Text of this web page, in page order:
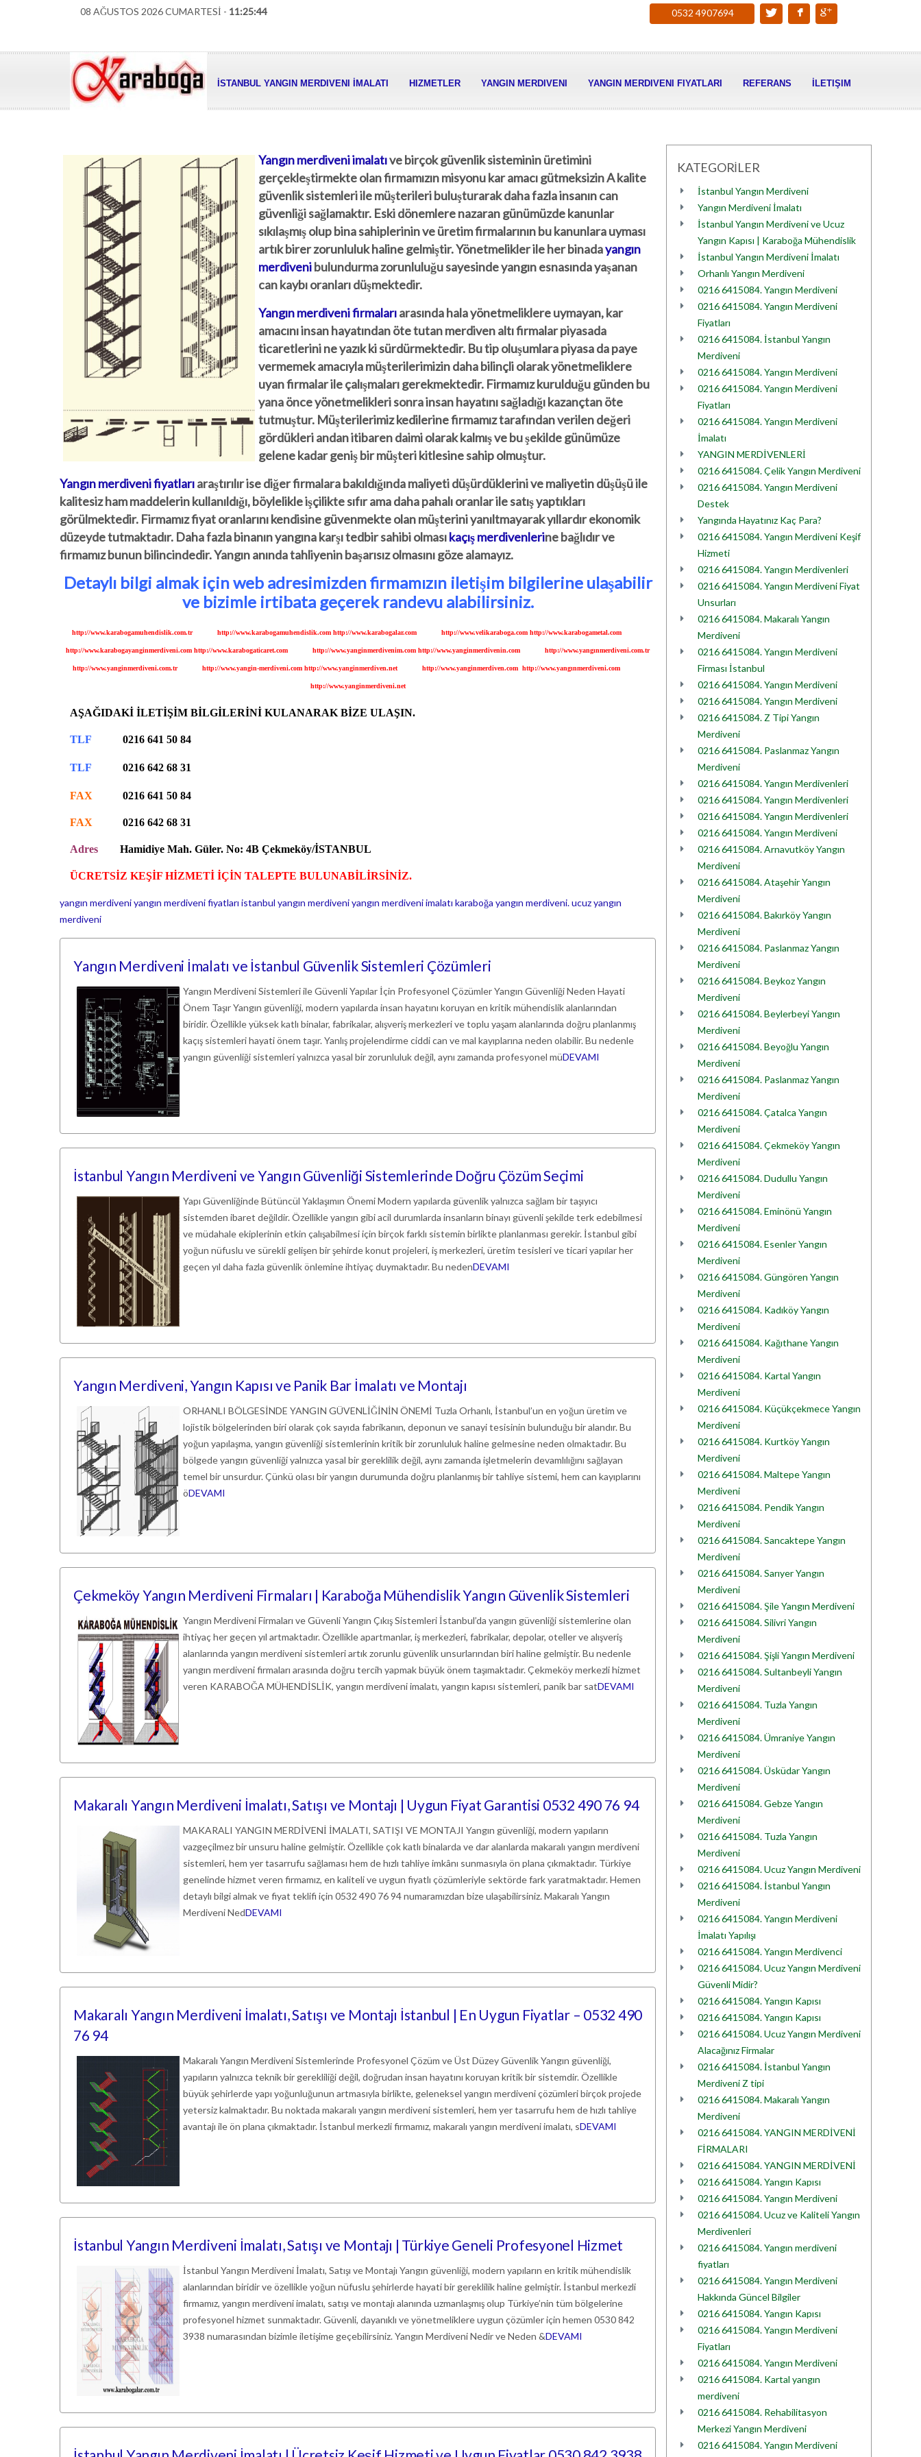
08 AĞUSTOS 2026 CUMARTESİ - 11:25:45 0532 4907694
İSTANBUL YANGIN MERDIVENI İMALATI HIZMETLER YANGIN MERDIVENI YANGIN MERDIVENI FIYATLARI REFERANS İLETIŞIM
Yangın merdiveni imalatıve birçok güvenlik sisteminin üretimini
gerçekleştirmekte olan firmamızın misyonu kar amacı gütmeksizin A kalite
güvenlik sistemleri ile müşterileri buluşturarak daha fazla insanın can
güvenliği sağlamaktır. Eski dönemlere nazaran günümüzde kanunlar
sıkılaşmış olup bina sahiplerinin ve üretim firmalarının bu kanunlara uyması
artık birer zorunluluk haline gelmiştir. Yönetmelikler ile her binadayangın
merdivenibulundurma zorunluluğu sayesinde yangın esnasında yaşanan
can kaybı oranları düşmektedir.
Yangın merdiveni firmalarıarasında hala yönetmeliklere uymayan, kar
amacını insan hayatından öte tutan merdiven altı firmalar piyasada
ticaretlerini ne yazık ki sürdürmektedir. Bu tip oluşumlara piyasa da paye
vermemek amacıyla müşterilerimizin daha bilinçli olarak yönetmeliklere
uyan firmalar ile çalışmaları gerekmektedir. Firmamız kurulduğu günden bu
yana önce yönetmelikleri sonra insan hayatını sağladığı kazançtan öte
tutmuştur. Müşterilerimiz kedilerine firmamız tarafından verilen değeri
gördükleri andan itibaren daimi olarak kalmış ve bu şekilde günümüze
gelene kadar geniş bir müşteri kitlesine sahip olmuştur.
Yangın merdiveni fiyatlarıaraştırılır ise diğer firmalara bakıldığında maliyeti düşürdüklerini ve maliyetin düşüşü ile
kalitesiz ham maddelerin kullanıldığı, böylelikle işçilikte sıfır ama daha pahalı oranlar ile satış yaptıkları
görülmektedir. Firmamız fiyat oranlarını kendisine güvenmekte olan müşterini yanıltmayarak yıllardır ekonomik
düzeyde tutmaktadır. Daha fazla binanın yangına karşı tedbir sahibi olmasıkaçış merdivenlerine bağlıdır ve
firmamız bunun bilincindedir. Yangın anında tahliyenin başarısız olmasını göze alamayız.
Detaylı bilgi almak için web adresimizden firmamızın iletişim bilgilerine ulaşabilir
ve bizimle irtibata geçerek randevu alabilirsiniz.
http://www.karabogamuhendislik.com.tr http://www.karabogamuhendislik.com http://www.karabogalar.com http://www.velikaraboga.comhttp://www.karabogametal.com
http://www.karabogayanginmerdiveni.com http://www.karabogaticaret.com http://www.yanginmerdivenim.com http://www.yanginmerdivenin.com http://www.yangınmerdiveni.com.tr
http://www.yanginmerdiveni.com.tr http://www.yangin-merdiveni.com http://www.yanginmerdiven.net http://www.yanginmerdiven.com http://www.yangınmerdiveni.com
http://www.yanginmerdiveni.net
AŞAĞIDAKİ İLETİŞİM BİLGİLERİNİ KULANARAK BİZE ULAŞIN.
TLF 0216 641 50 84
TLF 0216 642 68 31
FAX 0216 641 50 84
FAX 0216 642 68 31
Adres Hamidiye Mah. Güler. No: 4B Çekmeköy/İSTANBUL
ÜCRETSİZ KEŞİF HİZMETİ İÇİN TALEPTE BULUNABİLİRSİNİZ.
yangın merdiveniyangın merdiveni fiyatları istanbul yangın merdiveniyangın merdiveni imalatı karaboğa yangın merdiveni.ucuz yangın
merdiveni
Yangın Merdiveni İmalatı ve İstanbul Güvenlik Sistemleri Çözümleri
Yangın Merdiveni Sistemleri ile Güvenli Yapılar İçin Profesyonel Çözümler Yangın Güvenliği Neden Hayati
Önem Taşır Yangın güvenliği, modern yapılarda insan hayatını koruyan en kritik mühendislik alanlarından
biridir. Özellikle yüksek katlı binalar, fabrikalar, alışveriş merkezleri ve toplu yaşam alanlarında doğru planlanmış
kaçış sistemleri hayati önem taşır. Yanlış projelendirme ciddi can ve mal kayıplarına neden olabilir. Bu nedenle
yangın güvenliği sistemleri yalnızca yasal bir zorunluluk değil, aynı zamanda profesyonel müDEVAMI
İstanbul Yangın Merdiveni ve Yangın Güvenliği Sistemlerinde Doğru Çözüm Seçimi
Yapı Güvenliğinde Bütüncül Yaklaşımın Önemi Modern yapılarda güvenlik yalnızca sağlam bir taşıyıcı
sistemden ibaret değildir. Özellikle yangın gibi acil durumlarda insanların binayı güvenli şekilde terk edebilmesi
ve müdahale ekiplerinin etkin çalışabilmesi için birçok farklı sistemin birlikte planlanması gerekir. İstanbul gibi
yoğun nüfuslu ve sürekli gelişen bir şehirde konut projeleri, iş merkezleri, üretim tesisleri ve ticari yapılar her
geçen yıl daha fazla güvenlik önlemine ihtiyaç duymaktadır. Bu nedenDEVAMI
Yangın Merdiveni, Yangın Kapısı ve Panik Bar İmalatı ve Montajı
ORHANLI BÖLGESİNDE YANGIN GÜVENLİĞİNİN ÖNEMİ Tuzla Orhanlı, İstanbul’un en yoğun üretim ve
lojistik bölgelerinden biri olarak çok sayıda fabrikanın, deponun ve sanayi tesisinin bulunduğu bir alandır. Bu
yoğun yapılaşma, yangın güvenliği sistemlerinin kritik bir zorunluluk haline gelmesine neden olmaktadır. Bu
bölgede yangın güvenliği yalnızca yasal bir gereklilik değil, aynı zamanda işletmelerin devamlılığını sağlayan
temel bir unsurdur. Çünkü olası bir yangın durumunda doğru planlanmış bir tahliye sistemi, hem can kayıplarını
öDEVAMI
Çekmeköy Yangın Merdiveni Firmaları | Karaboğa Mühendislik Yangın Güvenlik Sistemleri
Yangın Merdiveni Firmaları ve Güvenli Yangın Çıkış Sistemleri İstanbul’da yangın güvenliği sistemlerine olan
ihtiyaç her geçen yıl artmaktadır. Özellikle apartmanlar, iş merkezleri, fabrikalar, depolar, oteller ve alışveriş
alanlarında yangın merdiveni sistemleri artık zorunlu güvenlik unsurlarından biri haline gelmiştir. Bu nedenle
yangın merdiveni firmaları arasında doğru tercih yapmak büyük önem taşımaktadır. Çekmeköy merkezli hizmet
veren KARABOĞA MÜHENDİSLİK, yangın merdiveni imalatı, yangın kapısı sistemleri, panik bar satDEVAMI
Makaralı Yangın Merdiveni İmalatı, Satışı ve Montajı | Uygun Fiyat Garantisi 0532 490 76 94
MAKARALI YANGIN MERDİVENİ İMALATI, SATIŞI VE MONTAJI Yangın güvenliği, modern yapıların
vazgeçilmez bir unsuru haline gelmiştir. Özellikle çok katlı binalarda ve dar alanlarda makaralı yangın merdiveni
sistemleri, hem yer tasarrufu sağlaması hem de hızlı tahliye imkânı sunmasıyla ön plana çıkmaktadır. Türkiye
genelinde hizmet veren firmamız, en kaliteli ve uygun fiyatlı çözümleriyle sektörde fark yaratmaktadır. Hemen
detaylı bilgi almak ve fiyat teklifi için 0532 490 76 94 numaramızdan bize ulaşabilirsiniz. Makaralı Yangın
Merdiveni NedDEVAMI
Makaralı Yangın Merdiveni İmalatı, Satışı ve Montajı İstanbul | En Uygun Fiyatlar – 0532 490
76 94
Makaralı Yangın Merdiveni Sistemlerinde Profesyonel Çözüm ve Üst Düzey Güvenlik Yangın güvenliği,
yapıların yalnızca teknik bir gerekliliği değil, doğrudan insan hayatını koruyan kritik bir sistemdir. Özellikle
büyük şehirlerde yapı yoğunluğunun artmasıyla birlikte, geleneksel yangın merdiveni çözümleri birçok projede
yetersiz kalmaktadır. Bu noktada makaralı yangın merdiveni sistemleri, hem yer tasarrufu hem de hızlı tahliye
avantajı ile ön plana çıkmaktadır. İstanbul merkezli firmamız, makaralı yangın merdiveni imalatı, sDEVAMI
İstanbul Yangın Merdiveni İmalatı, Satışı ve Montajı | Türkiye Geneli Profesyonel Hizmet
İstanbul Yangın Merdiveni İmalatı, Satışı ve Montajı Yangın güvenliği, modern yapıların en kritik mühendislik
alanlarından biridir ve özellikle yoğun nüfuslu şehirlerde hayati bir gereklilik haline gelmiştir. İstanbul merkezli
firmamız, yangın merdiveni imalatı, satışı ve montajı alanında uzmanlaşmış olup Türkiye’nin tüm bölgelerine
profesyonel hizmet sunmaktadır. Güvenli, dayanıklı ve yönetmeliklere uygun çözümler için hemen 0530 842
3938 numarasından bizimle iletişime geçebilirsiniz. Yangın Merdiveni Nedir ve Neden &DEVAMI
KATEGORİLER
İstanbul Yangın Merdiveni
Yangın Merdiveni İmalatı
İstanbul Yangın Merdiveni ve Ucuz
Yangın Kapısı | Karaboğa Mühendislik
İstanbul Yangın Merdiveni İmalatı
Orhanlı Yangın Merdiveni
0216 6415084. Yangın Merdiveni
0216 6415084. Yangın Merdiveni
Fiyatları
0216 6415084. İstanbul Yangın
Merdiveni
0216 6415084. Yangın Merdiveni
0216 6415084. Yangın Merdiveni
Fiyatları
0216 6415084. Yangın Merdiveni
İmalatı
YANGIN MERDİVENLERİ
0216 6415084. Çelik Yangın Merdiveni
0216 6415084. Yangın Merdiveni
Destek
Yangında Hayatınız Kaç Para?
0216 6415084. Yangın Merdiveni Keşif
Hizmeti
0216 6415084. Yangın Merdivenleri
0216 6415084. Yangın Merdiveni Fiyat
Unsurları
0216 6415084. Makaralı Yangın
Merdiveni
0216 6415084. Yangın Merdiveni
Firması İstanbul
0216 6415084. Yangın Merdiveni
0216 6415084. Yangın Merdiveni
0216 6415084. Z Tipi Yangın
Merdiveni
0216 6415084. Paslanmaz Yangın
Merdiveni
0216 6415084. Yangın Merdivenleri
0216 6415084. Yangın Merdivenleri
0216 6415084. Yangın Merdivenleri
0216 6415084. Yangın Merdiveni
0216 6415084. Arnavutköy Yangın
Merdiveni
0216 6415084. Ataşehir Yangın
Merdiveni
0216 6415084. Bakırköy Yangın
Merdiveni
0216 6415084. Paslanmaz Yangın
Merdiveni
0216 6415084. Beykoz Yangın
Merdiveni
0216 6415084. Beylerbeyi Yangın
Merdiveni
0216 6415084. Beyoğlu Yangın
Merdiveni
0216 6415084. Paslanmaz Yangın
Merdiveni
0216 6415084. Çatalca Yangın
Merdiveni
0216 6415084. Çekmeköy Yangın
Merdiveni
0216 6415084. Dudullu Yangın
Merdiveni
0216 6415084. Eminönü Yangın
Merdiveni
0216 6415084. Esenler Yangın
Merdiveni
0216 6415084. Güngören Yangın
Merdiveni
0216 6415084. Kadıköy Yangın
Merdiveni
0216 6415084. Kağıthane Yangın
Merdiveni
0216 6415084. Kartal Yangın
Merdiveni
0216 6415084. Küçükçekmece Yangın
Merdiveni
0216 6415084. Kurtköy Yangın
Merdiveni
0216 6415084. Maltepe Yangın
Merdiveni
0216 6415084. Pendik Yangın
Merdiveni
0216 6415084. Sancaktepe Yangın
Merdiveni
0216 6415084. Sarıyer Yangın
Merdiveni
0216 6415084. Şile Yangın Merdiveni
0216 6415084. Silivri Yangın
Merdiveni
0216 6415084. Şişli Yangın Merdiveni
0216 6415084. Sultanbeyli Yangın
Merdiveni
0216 6415084. Tuzla Yangın
Merdiveni
0216 6415084. Ümraniye Yangın
Merdiveni
0216 6415084. Üsküdar Yangın
Merdiveni
0216 6415084. Gebze Yangın
Merdiveni
0216 6415084. Tuzla Yangın
Merdiveni
0216 6415084. Ucuz Yangın Merdiveni
0216 6415084. İstanbul Yangın
Merdiveni
0216 6415084. Yangın Merdiveni
İmalatı Yapılışı
0216 6415084. Yangın Merdivenci
0216 6415084. Ucuz Yangın Merdiveni
Güvenli Midir?
0216 6415084. Yangın Kapısı
0216 6415084. Yangın Kapısı
0216 6415084. Ucuz Yangın Merdiveni
Alacağınız Firmalar
0216 6415084. İstanbul Yangın
Merdiveni Z tipi
0216 6415084. Makaralı Yangın
Merdiveni
0216 6415084. YANGIN MERDİVENİ
FİRMALARI
0216 6415084. YANGIN MERDİVENİ
0216 6415084. Yangın Kapısı
0216 6415084. Yangın Merdiveni
0216 6415084. Ucuz ve Kaliteli Yangın
Merdivenleri
0216 6415084. Yangın merdiveni
fiyatları
0216 6415084. Yangın Merdiveni
Hakkında Güncel Bilgiler
0216 6415084. Yangın Kapısı
0216 6415084. Yangın Merdiveni
Fiyatları
0216 6415084. Yangın Merdiveni
0216 6415084. Kartal yangın
merdiveni
0216 6415084. Rehabilitasyon
Merkezi Yangın Merdiveni
0216 6415084. Yangın Merdiveni